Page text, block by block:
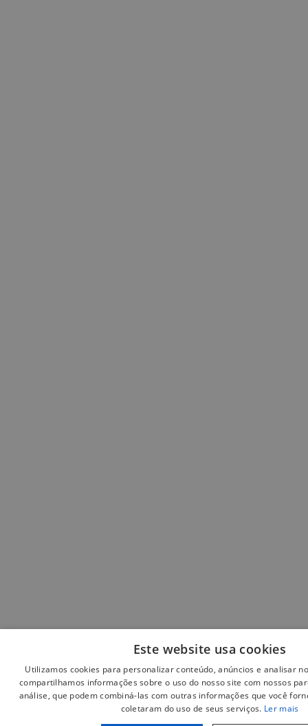
Este website usa cookies
Utilizamos cookies para personalizar conteúdo, anúncios e analisar
compartilhamos informações sobre o uso do nosso site com nossos
análise, que podem combiná-las com outras informações que você
coletaram do uso de seus serviços. Ler mais